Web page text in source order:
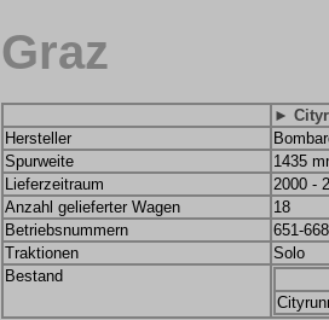
Graz
►
Hersteller
Spurweite
1435
Lieferzeitraum
2000 -
Anzahl gelieferter Wagen
18
Betriebsnummern
651-668
Traktionen
Solo
Bestand